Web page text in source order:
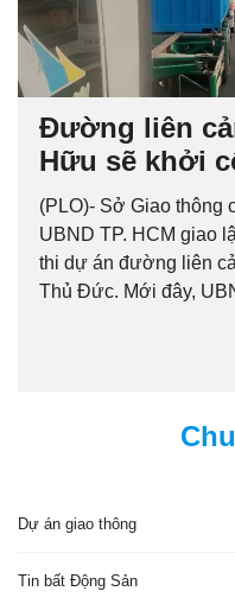
Đường liên
Hữu sẽ khởi
(PLO)- Sở Giao thông
UBND TP. HCM giao
thi dự án đường liên
Thủ Đức. Mới đây,
Dự án giao thông
Tin bất Động Sản